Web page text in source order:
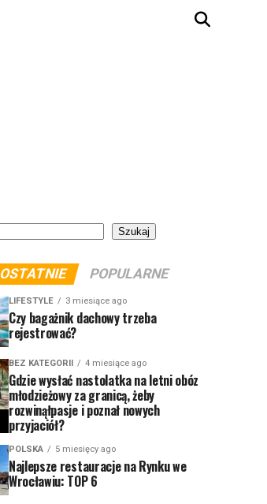
Szukaj
OSTATNIE POPULARNE
LIFESTYLE 3 miesiące ago
Czy bagażnik dachowy trzeba
rejestrować?
BEZ KATEGORII 4 miesiące ago
Gdzie wysłać nastolatka na letni obóz
młodzieżowy za granicą, żeby
rozwinąłpasje i poznał nowych
przyjaciół?
POLSKA 5 miesięcy ago
Najlepsze restauracje na Rynku we
Wrocławiu: TOP 6